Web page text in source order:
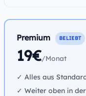
Premium BELIEBT
19€/Monat
✓ Alles aus
✓ Weiter oben in